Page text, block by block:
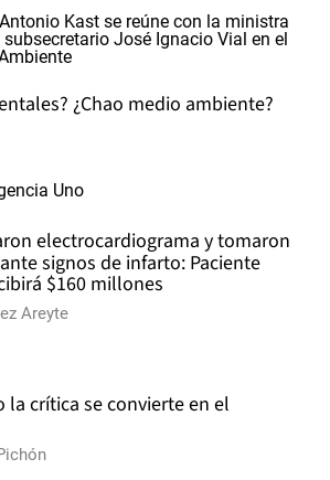
¿Chao medio ambiente?
electrocardiograma y tomaron
signos de infarto: Paciente
$160 millones
Areyte
la crítica se convierte en el